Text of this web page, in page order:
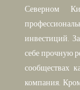
Северном
инвестиций.
себе прочную
сообществах
компания.